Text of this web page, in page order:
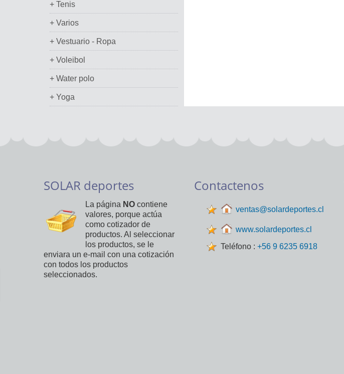
+ Tenis
+ Varios
+ Vestuario - Ropa
+ Voleibol
+ Water polo
+ Yoga
SOLAR deportes
La página NO contiene
valores, porque actúa
como cotizador de
productos. Al seleccionar
los productos, se le
enviara un e-mail con una cotización
con todos los productos
seleccionados.
Contactenos
ventas@solardeportes.cl
www.solardeportes.cl
Teléfono : +56 9 6235 6918